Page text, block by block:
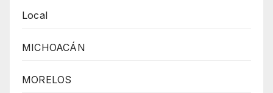
Local
MICHOACÁN
MORELOS